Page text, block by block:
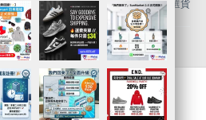
Brothers»今日團購 »獨家優惠»精選貨
國代運
消息